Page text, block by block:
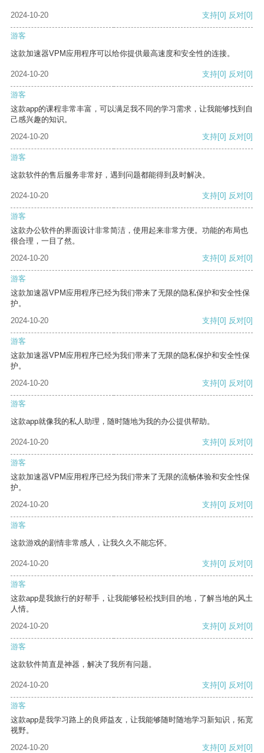
2024-10-20 支持[0] 反对[0]
游客
这款加速器VPM应用程序可以给你提供最高速度和安全性的连接。
2024-10-20 支持[0] 反对[0]
游客
这款app的课程非常丰富，可以满足我不同的学习需求，让我能够找到自
己感兴趣的知识。
2024-10-20
支持[0] 反对[0]
游客
这款软件的售后服务非常好，遇到问题都能得到及时解决。
2024-10-20 支持[0] 反对[0]
游客
这款办公软件的界面设计非常简洁，使用起来非常方便。功能的布局也
很合理，一目了然。
2024-10-20
支持[0] 反对[0]
游客
这款加速器VPM应用程序已经为我们带来了无限的隐私保护和安全性保
护。
2024-10-20
支持[0] 反对[0]
游客
这款加速器VPM应用程序已经为我们带来了无限的隐私保护和安全性保
护。
2024-10-20
支持[0] 反对[0]
游客
这款app就像我的私人助理，随时随地为我的办公提供帮助。
2024-10-20 支持[0] 反对[0]
游客
这款加速器VPM应用程序已经为我们带来了无限的流畅体验和安全性保
护。
2024-10-20
支持[0] 反对[0]
游客
这款游戏的剧情非常感人，让我久久不能忘怀。
2024-10-20 支持[0] 反对[0]
游客
这款app是我旅行的好帮手，让我能够轻松找到目的地，了解当地的风土
人情。
2024-10-20
支持[0] 反对[0]
游客
这款软件简直是神器，解决了我所有问题。
2024-10-20 支持[0] 反对[0]
游客
这款app是我学习路上的良师益友，让我能够随时随地学习新知识，拓宽
视野。
2024-10-20
支持[0] 反对[0]